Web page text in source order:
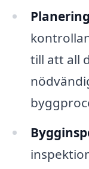
till att all